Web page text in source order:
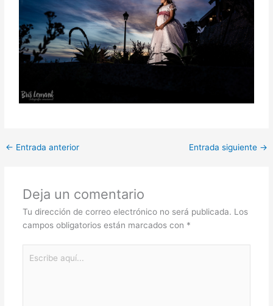
← Entrada anterior Entrada siguiente →
Deja un comentario
Tu dirección de correo electrónico no será publicada. Los
campos obligatorios están marcados con *
aquí...